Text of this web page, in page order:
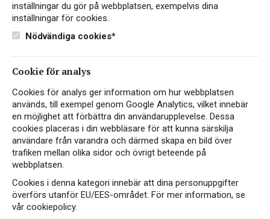
Cuvée 33 Coteaux Varois en
Provence Rosé Organic
ROSÉVIN
COTEAUX VAROIS EN PROVENCE
Friskt och elegant rosévin på box från hjärtat av
AOP Coteaux Varois en Provence
299 kr LÄS MER
inställningar du gör på webbplatsen, exempelvis dina
inställningar för cookies.
Nödvändiga cookies*
Cookie för analys
Cookies för analys ger information om hur webbplatsen
används, till exempel genom Google Analytics, vilket innebär
en möjlighet att förbättra din användarupplevelse. Dessa
cookies placeras i din webbläsare för att kunna särskilja
användare från varandra och därmed skapa en bild över
trafiken mellan olika sidor och övrigt beteende på
webbplatsen.
Cookies i denna kategori innebär att dina personuppgifter
överförs utanför EU/EES-området. För mer information, se
vår cookiepolicy.